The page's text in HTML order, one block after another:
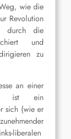
wie die
Revolution
durch die
und
zu
an einer
Er ist ein
sich (wie er
r
liberalen